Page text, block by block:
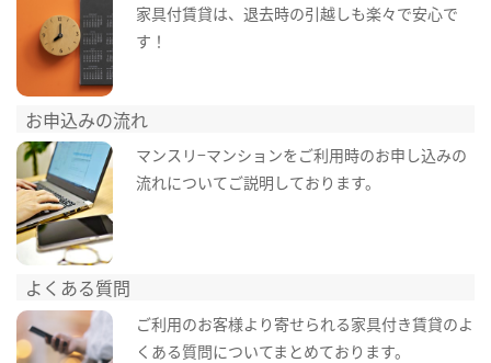
家具付賃貸は、退去時の引越しも楽々で安心で
す！
お申込みの流れ
マンスリ−マンションをご利用時のお申し込みの
流れについてご説明しております。
よくある質問
ご利用のお客様より寄せられる家具付き賃貸のよ
くある質問についてまとめております。